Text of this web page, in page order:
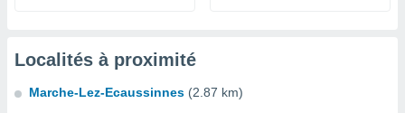
Localités à proximité
Marche-Lez-Ecaussinnes (2.87 km)